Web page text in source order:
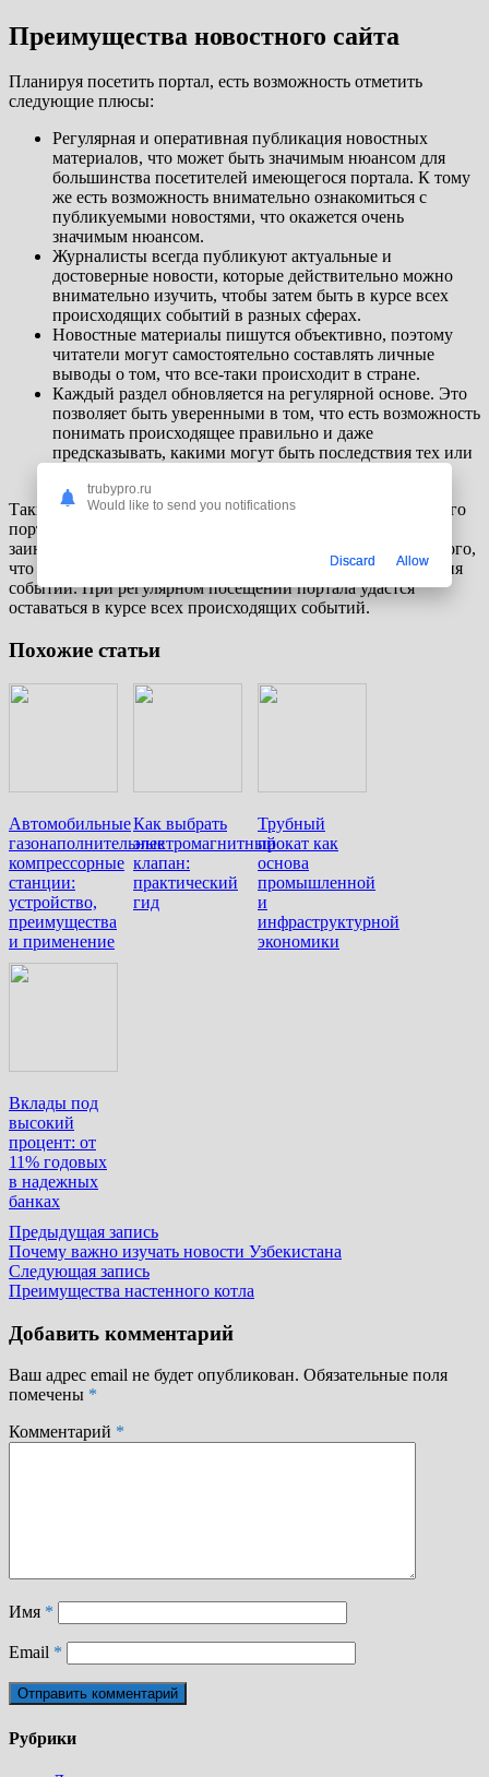
Преимущества новостного сайта
Планируя посетить портал, есть возможность отметить
следующие плюсы:
Регулярная и оперативная публикация новостных
материалов, что может быть значимым нюансом для
большинства посетителей имеющегося портала. К тому
же есть возможность внимательно ознакомиться с
публикуемыми новостями, что окажется очень
значимым нюансом.
Журналисты всегда публикуют актуальные и
достоверные новости, которые действительно можно
внимательно изучить, чтобы затем быть в курсе всех
происходящих событий в разных сферах.
Новостные материалы пишутся объективно, поэтому
читатели могут самостоятельно составлять личные
выводы о том, что все-таки происходит в стране.
Каждый раздел обновляется на регулярной основе. Это
позволяет быть уверенными в том, что есть возможность
понимать происходящее правильно и даже
предсказывать, какими могут быть последствия тех или
Таким образом, нужно понимать, что посещение новостного
портала оказывается очень значимым для большинства
заинтересованных лиц. Это позволит быть в курсе всего того,
что происходит в Казахстане, какие могут быть последствия
событий. При регулярном посещении портала удастся
оставаться в курсе всех происходящих событий.
Похожие статьи
Автомобильные
газонаполнительные
компрессорные
станции:
устройство,
преимущества
и применение
Как выбрать
электромагнитный
клапан:
практический
гид
Трубный
прокат как
основа
промышленной
и
инфраструктурной
экономики
Вклады под
высокий
процент: от
11% годовых
в надежных
банках
Навигация
по
записям
Предыдущая записьПредыдущая
запись:
Почему важно изучать новости Узбекистана
Следующая записьСледующая
запись:
Преимущества настенного котла
Добавить комментарий
Ваш адрес email не будет опубликован. Обязательные поля
помечены *
Комментарий *
Имя *
Email *
Рубрики
trubypro.ru
Would like to send you notifications
Discard Allow